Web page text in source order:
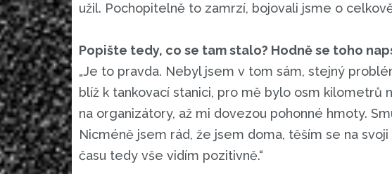
užil. Pochopitelně to zamrzí, bojovali jsme o
Popište tedy, co se tam stalo? Hodně se toho
„Je to pravda. Nebyl jsem v tom sám, stejný
blíž k tankovací stanici, pro mě bylo osm kilometrů
na organizátory, až mi dovezou pohonné hmoty.
Nicméně jsem rád, že jsem doma, těším se na
času tedy vše vidím pozitivně.“